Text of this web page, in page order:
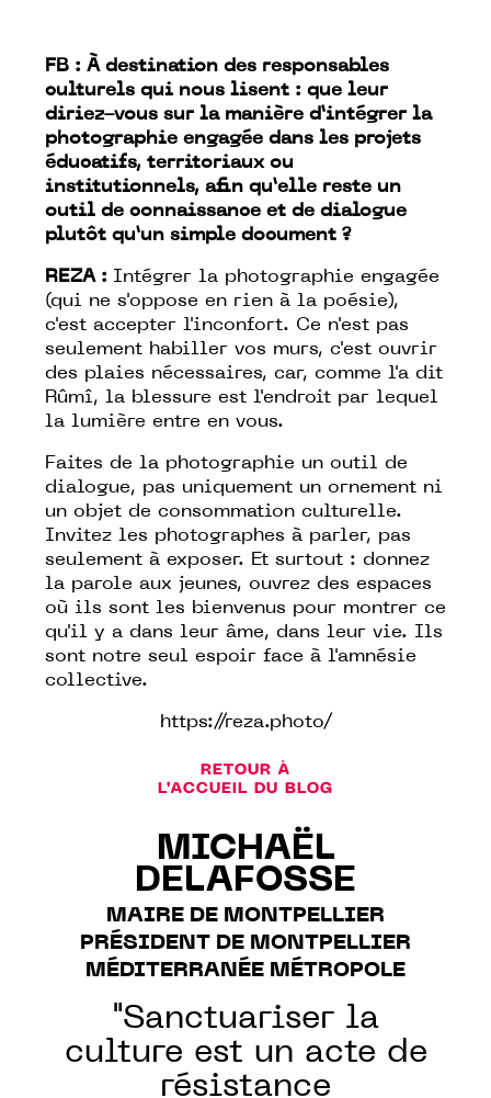
FB : À destination des responsables
culturels qui nous lisent : que leur
diriez-vous sur la manière d’intégrer la
photographie engagée dans les projets
éducatifs, territoriaux ou
institutionnels, afin qu’elle reste un
outil de connaissance et de dialogue
plutôt qu’un simple document ?
REZA : Intégrer la photographie engagée
(qui ne s'oppose en rien à la poésie),
c'est accepter l'inconfort. Ce n'est pas
seulement habiller vos murs, c'est ouvrir
des plaies nécessaires, car, comme l'a dit
Rûmî, la blessure est l'endroit par lequel
la lumière entre en vous.
Faites de la photographie un outil de
dialogue, pas uniquement un ornement ni
un objet de consommation culturelle.
Invitez les photographes à parler, pas
seulement à exposer. Et surtout : donnez
la parole aux jeunes, ouvrez des espaces
où ils sont les bienvenus pour montrer ce
qu'il y a dans leur âme, dans leur vie. Ils
sont notre seul espoir face à l'amnésie
collective.
https://reza.photo/
RETOUR À
L'ACCUEIL DU BLOG
MICHAËL
DELAFOSSE
MAIRE DE MONTPELLIER
PRÉSIDENT DE MONTPELLIER
MÉDITERRANÉE MÉTROPOLE
"Sanctuariser la
culture est un acte de
résistance